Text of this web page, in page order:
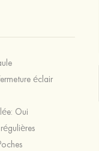
éclair
Oui